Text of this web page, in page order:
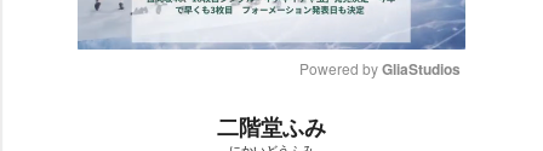
Powered by GliaStudios
二階堂ふみ